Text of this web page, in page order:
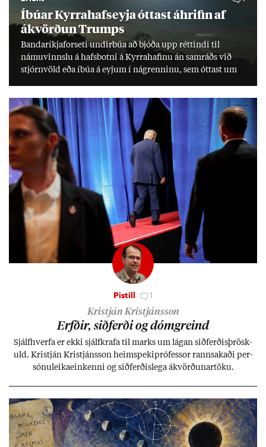
Íbú­ar Kyrra­hafs­eyja ótt­ast áhrif­in af
ákvörð­un Trumps
Banda­ríkja­for­seti und­ir­búa að bjóða upp rétt­indi til
námu­vinnslu á hafs­botni á Kyrra­haf­inu án sam­ráðs við
stjórn­völd eða íbúa á eyj­um í ná­grenn­inu, sem ótt­ast um
Pistill 1
Kristján Kristjánsson
Erfð­ir, sið­ferði og dómgreind
Sjálf­hverfa er ekki sjálf­krafa til marks um lág­an sið­ferð­is­þrösk­
uld. Kristján Kristjáns­son heim­speki­pró­fess­or rann­sak­aði per­
sónu­leika­ein­kenni og sið­ferð­is­lega ákvörð­un­ar­töku.